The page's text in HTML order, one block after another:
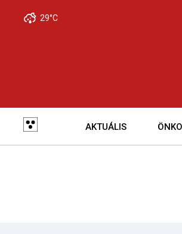
29°C
Fő
navigáció
AKTUÁLIS